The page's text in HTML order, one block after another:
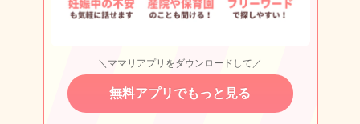
＼ママリアプリをダウンロードして／
無料アプリでもっと見る